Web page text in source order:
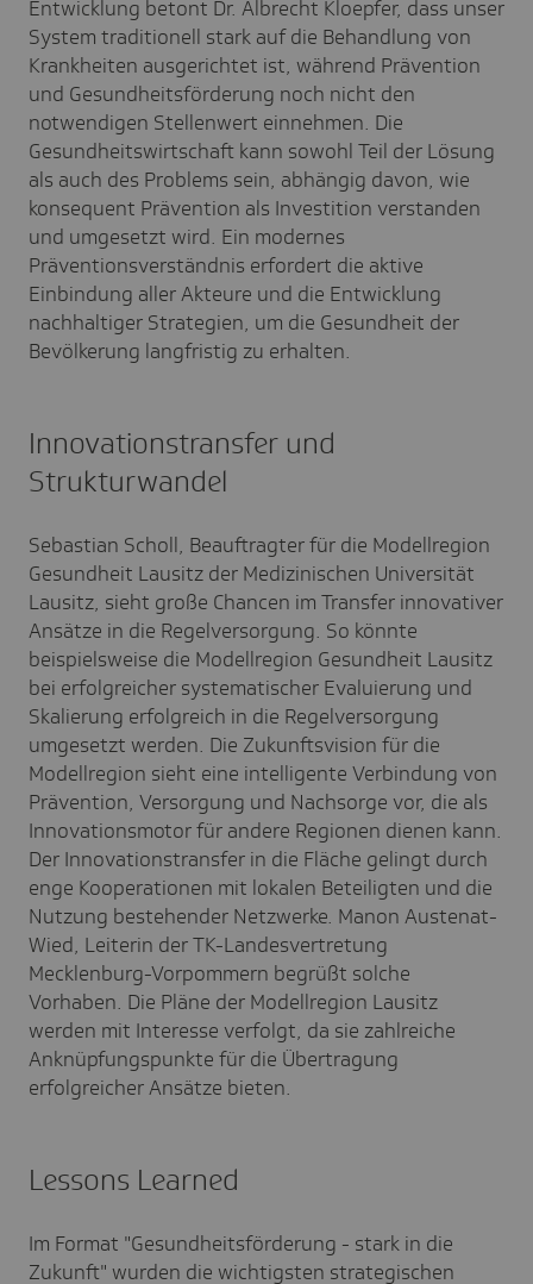
Entwicklung betont Dr. Albrecht Kloepfer, dass unser
System traditionell stark auf die Behandlung von
Krankheiten ausgerichtet ist, während Prävention
und Gesundheitsförderung noch nicht den
notwendigen Stellenwert einnehmen. Die
Gesundheitswirtschaft kann sowohl Teil der Lösung
als auch des Problems sein, abhängig davon, wie
konsequent Prävention als Investition verstanden
und umgesetzt wird. Ein modernes
Präventionsverständnis erfordert die aktive
Einbindung aller Akteure und die Entwicklung
nachhaltiger Strategien, um die Gesundheit der
Bevölkerung langfristig zu erhalten.
Innovationstransfer und
Strukturwandel
Sebastian Scholl, Beauftragter für die Modellregion
Gesundheit Lausitz der Medizinischen Universität
Lausitz, sieht große Chancen im Transfer innovativer
Ansätze in die Regelversorgung. So könnte
beispielsweise die Modellregion Gesundheit Lausitz
bei erfolgreicher systematischer Evaluierung und
Skalierung erfolgreich in die Regelversorgung
umgesetzt werden. Die Zukunftsvision für die
Modellregion sieht eine intelligente Verbindung von
Prävention, Versorgung und Nachsorge vor, die als
Innovationsmotor für andere Regionen dienen kann.
Der Innovationstransfer in die Fläche gelingt durch
enge Kooperationen mit lokalen Beteiligten und die
Nutzung bestehender Netzwerke. Manon Austenat-
Wied, Leiterin der TK-Landesvertretung
Mecklenburg-Vorpommern begrüßt solche
Vorhaben. Die Pläne der Modellregion Lausitz
werden mit Interesse verfolgt, da sie zahlreiche
Anknüpfungspunkte für die Übertragung
erfolgreicher Ansätze bieten.
Lessons Learned
Im Format "Gesundheitsförderung - stark in die
Zukunft" wurden die wichtigsten strategischen